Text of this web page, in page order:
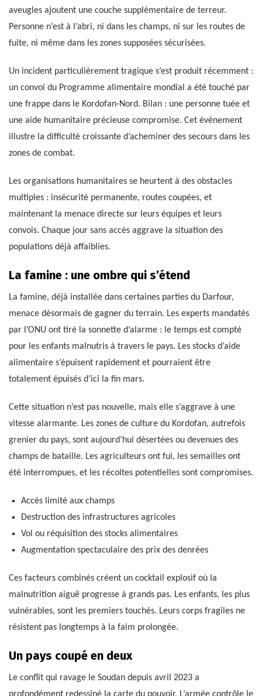
aveugles ajoutent une couche supplémentaire de terreur.
Personne n’est à l’abri, ni dans les champs, ni sur les routes de
fuite, ni même dans les zones supposées sécurisées.
Un incident particulièrement tragique s’est produit récemment :
un convoi du Programme alimentaire mondial a été touché par
une frappe dans le Kordofan-Nord. Bilan : une personne tuée et
une aide humanitaire précieuse compromise. Cet événement
illustre la difficulté croissante d’acheminer des secours dans les
zones de combat.
Les organisations humanitaires se heurtent à des obstacles
multiples : insécurité permanente, routes coupées, et
maintenant la menace directe sur leurs équipes et leurs
convois. Chaque jour sans accès aggrave la situation des
populations déjà affaiblies.
La famine : une ombre qui s’étend
La famine, déjà installée dans certaines parties du Darfour,
menace désormais de gagner du terrain. Les experts mandatés
par l’ONU ont tiré la sonnette d’alarme : le temps est compté
pour les enfants malnutris à travers le pays. Les stocks d’aide
alimentaire s’épuisent rapidement et pourraient être
totalement épuisés d’ici la fin mars.
Cette situation n’est pas nouvelle, mais elle s’aggrave à une
vitesse alarmante. Les zones de culture du Kordofan, autrefois
grenier du pays, sont aujourd’hui désertées ou devenues des
champs de bataille. Les agriculteurs ont fui, les semailles ont
été interrompues, et les récoltes potentielles sont compromises.
Accès limité aux champs
Destruction des infrastructures agricoles
Vol ou réquisition des stocks alimentaires
Augmentation spectaculaire des prix des denrées
Ces facteurs combinés créent un cocktail explosif où la
malnutrition aiguë progresse à grands pas. Les enfants, les plus
vulnérables, sont les premiers touchés. Leurs corps fragiles ne
résistent pas longtemps à la faim prolongée.
Un pays coupé en deux
Le conflit qui ravage le Soudan depuis avril 2023 a